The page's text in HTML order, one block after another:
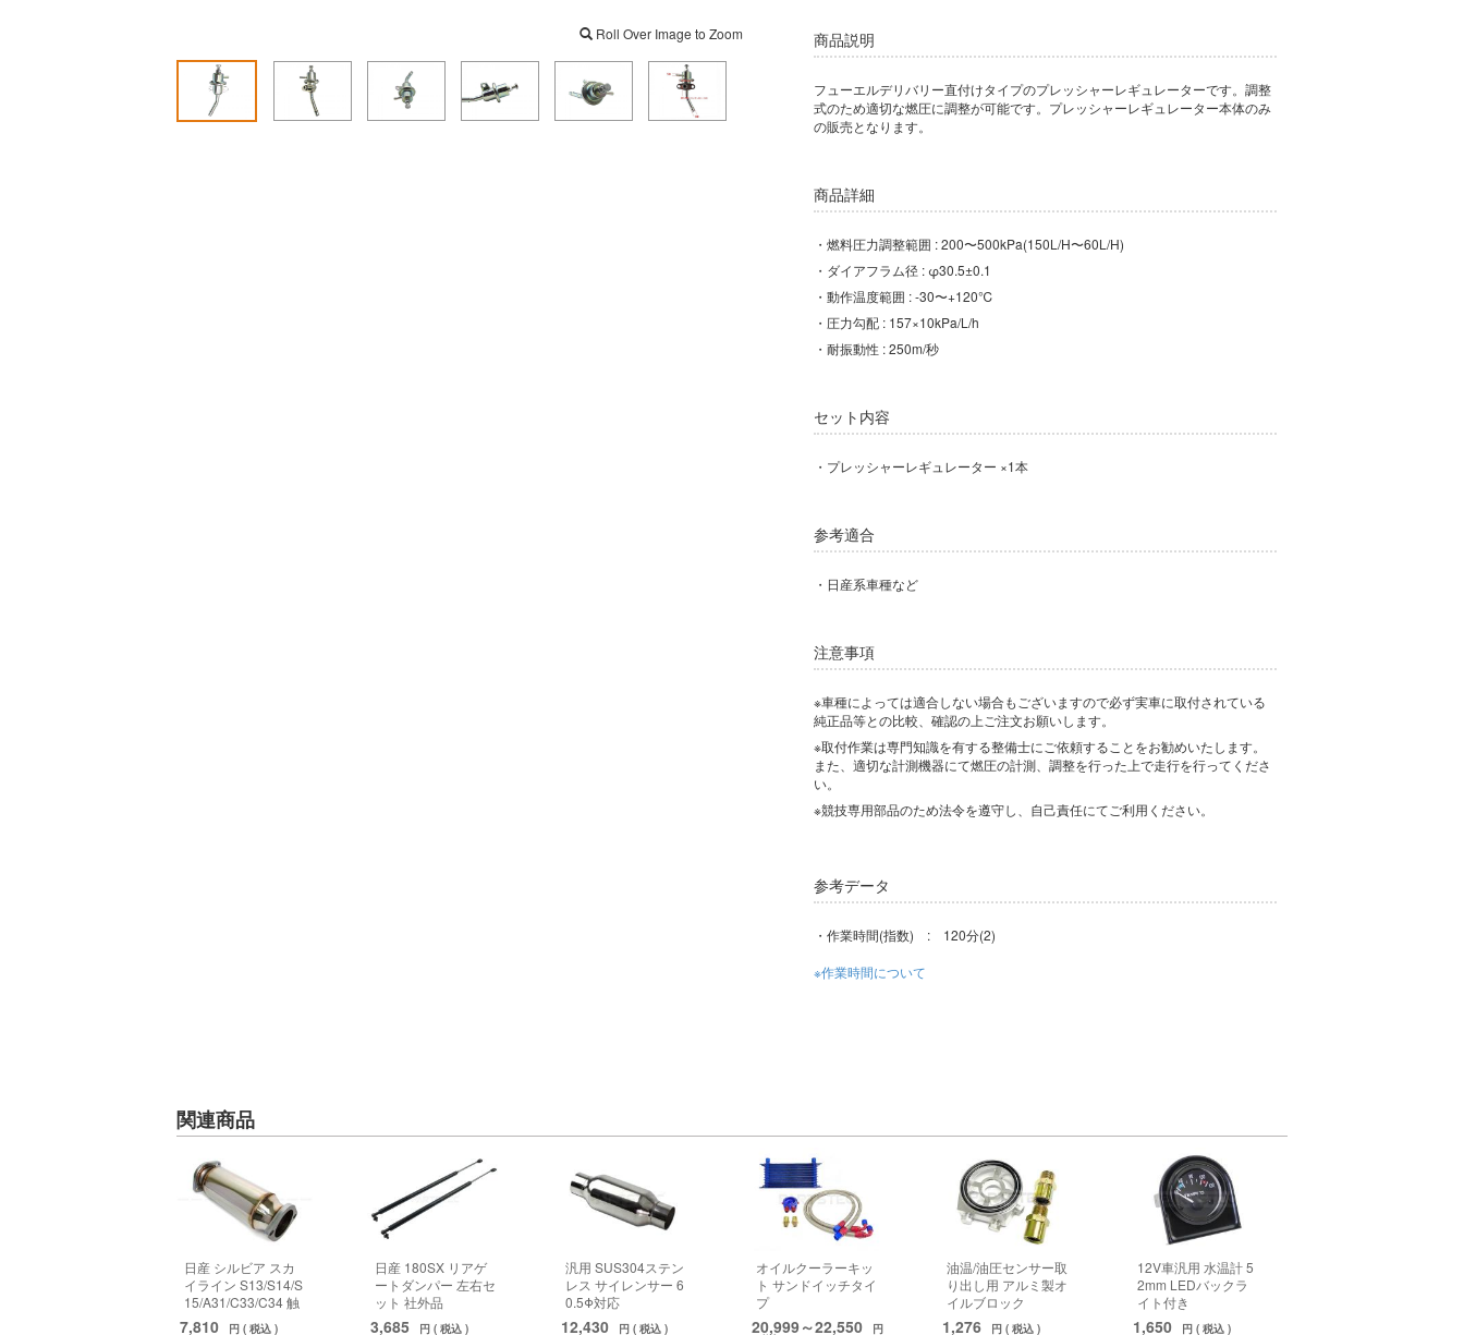
Roll Over Image to Zoom 商品説明
フューエルデリバリー直付けタイプのプレッシャーレギュレーターです。調整
式のため適切な燃圧に調整が可能です。プレッシャーレギュレーター本体のみ
の販売となります。
商品詳細
・燃料圧力調整範囲 : 200〜500kPa(150L/H〜60L/H)
・ダイアフラム径 : φ30.5±0.1
・動作温度範囲 : -30〜+120℃
・圧力勾配 : 157×10kPa/L/h
・耐振動性 : 250m/秒
セット内容
・プレッシャーレギュレーター ×1本
参考適合
・日産系車種など
注意事項
※車種によっては適合しない場合もございますので必ず実車に取付されている
純正品等との比較、確認の上ご注文お願いします。
※取付作業は専門知識を有する整備士にご依頼することをお勧めいたします。
また、適切な計測機器にて燃圧の計測、調整を行った上で走行を行ってくださ
い。
※競技専用部品のため法令を遵守し、自己責任にてご利用ください。
参考データ
・作業時間(指数) : 120分(2)
※作業時間について
関連商品
日産 シルビア スカ
イライン S13/S14/S
15/A31/C33/C34 触
媒ストレートパイプ
7,810 円 ( 税込 )
日産 180SX リアゲ
ートダンパー 左右セ
ット 社外品
3,685 円 ( 税込 )
汎用 SUS304ステン
レス サイレンサー 6
0.5Φ対応
12,430 円 ( 税込 )
オイルクーラーキッ
ト サンドイッチタイ
プ
20,999～22,550 円
油温/油圧センサー取
り出し用 アルミ製オ
イルブロック
1,276 円 ( 税込 )
12V車汎用 水温計 5
2mm LEDバックラ
イト付き
1,650 円 ( 税込 )